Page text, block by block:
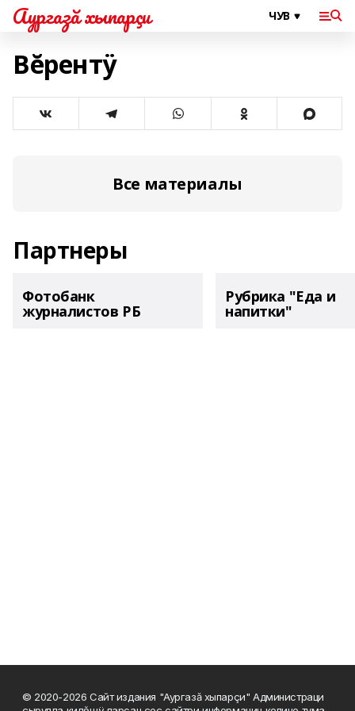
Аургазă хыпарçи
Вĕрентÿ
Все материалы
Партнеры
Фотобанк
журналистов РБ
Рубрика "Еда и
напитки"
© 2020-2026 Сайт издания "Аургазă хыпарçи" Администраци